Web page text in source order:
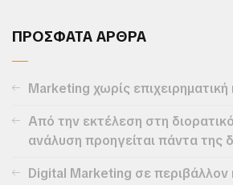
ΠΡΟΣΦΑΤΑ ΑΡΘΡΑ
Marketing χωρίς
Από την εκτέλεση στη
ανάλυση προηγείται πάντα της
Digital Marketing σε περιβάλλον